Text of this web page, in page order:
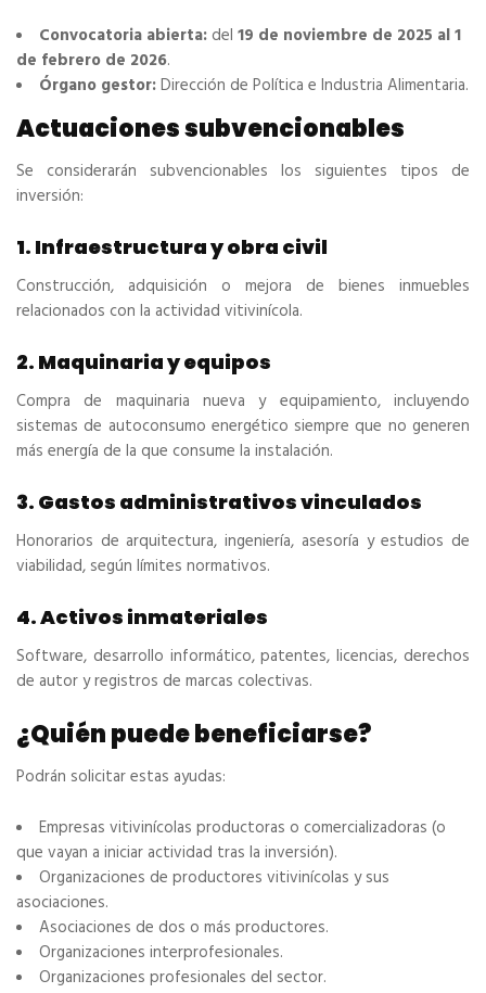
Convocatoria abierta: del 19 de noviembre de 2025 al 1
de febrero de 2026.
Órgano gestor:Dirección de Política e Industria Alimentaria.
Actuaciones subvencionables
Se considerarán subvencionables los siguientes tipos de
inversión:
1. Infraestructura y obra civil
Construcción, adquisición o mejora de bienes inmuebles
relacionados con la actividad vitivinícola.
2. Maquinaria y equipos
Compra de maquinaria nueva y equipamiento, incluyendo
sistemas de autoconsumo energético siempre que no generen
más energía de la que consume la instalación.
3. Gastos administrativos vinculados
Honorarios de arquitectura, ingeniería, asesoría y estudios de
viabilidad, según límites normativos.
4. Activos inmateriales
Software, desarrollo informático, patentes, licencias, derechos
de autor y registros de marcas colectivas.
¿Quién puede beneficiarse?
Podrán solicitar estas ayudas:
Empresas vitivinícolas productoras o comercializadoras (o
que vayan a iniciar actividad tras la inversión).
Organizaciones de productores vitivinícolas y sus
asociaciones.
Asociaciones de dos o más productores.
Organizaciones interprofesionales.
Organizaciones profesionales del sector.